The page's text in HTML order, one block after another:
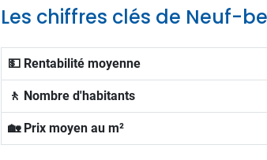
Les chiffres clés de Neuf-
💵 Rentabilité moyenne
🚶 Nombre d'habitants
🏡 Prix moyen au m²